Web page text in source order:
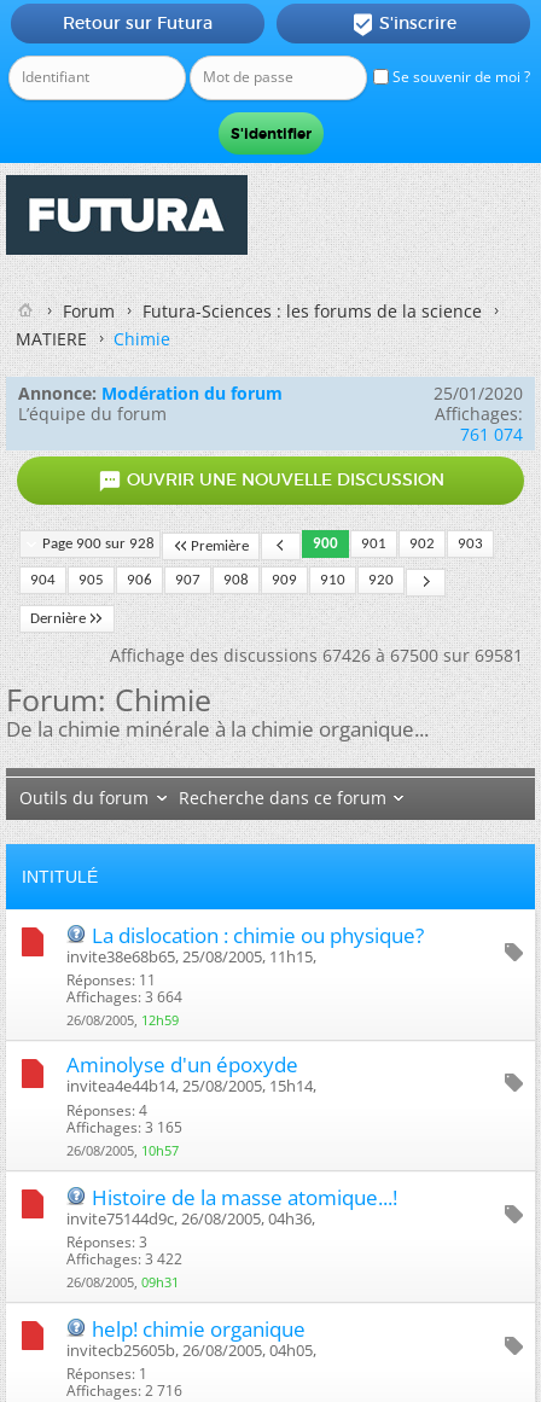
Se souvenir de moi ?
Retour sur Futura  S'inscrire
Forum
Futura-Sciences : les forums de la science
MATIERE
Chimie
Annonce: Modération du forum
L’équipe du forum
25/01/2020
Affichages:
761 074
 OUVRIR UNE NOUVELLE DISCUSSION
Page 900 sur 928 Première 900 901 902 903
904 905 906 907 908 909 910 920
Dernière
Affichage des discussions 67426 à 67500 sur 69581
Forum:Chimie
De la chimie minérale à la chimie organique...
Outils du forum Recherche dans ce forum
INTITULÉ
La dislocation : chimie ou physique?
invite38e68b65, 25/08/2005, 11h15, ‎
Réponses: 11
Affichages: 3 664
26/08/2005, 12h59
Aminolyse d'un époxyde
invitea4e44b14, 25/08/2005, 15h14, ‎
Réponses: 4
Affichages: 3 165
26/08/2005, 10h57
Histoire de la masse atomique...!
invite75144d9c, 26/08/2005, 04h36, ‎
Réponses: 3
Affichages: 3 422
26/08/2005, 09h31
help! chimie organique
invitecb25605b, 26/08/2005, 04h05, ‎
Réponses: 1
Affichages: 2 716